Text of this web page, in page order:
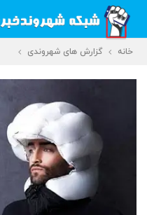
خانه گزارش های شهروندی